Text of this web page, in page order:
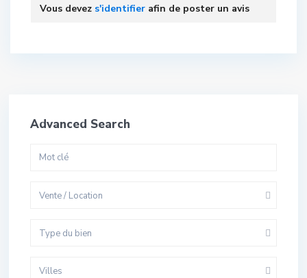
Vous devez s'identifier afin de poster un avis
Advanced Search
Vente / Location
Type du bien
Villes